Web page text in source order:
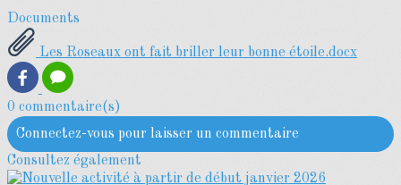
Documents
Les Roseaux ont fait briller leur bonne étoile.docx
0 commentaire(s)
Connectez-vous pour laisser un commentaire
Consultez également